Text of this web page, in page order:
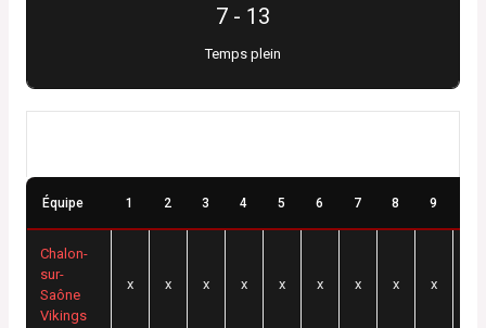
7- 13
Temps plein
Équipe 1 2 3 4 5 6 7 8 9
Chalon-
sur-
Saône
Vikings
x x x x x x x x x